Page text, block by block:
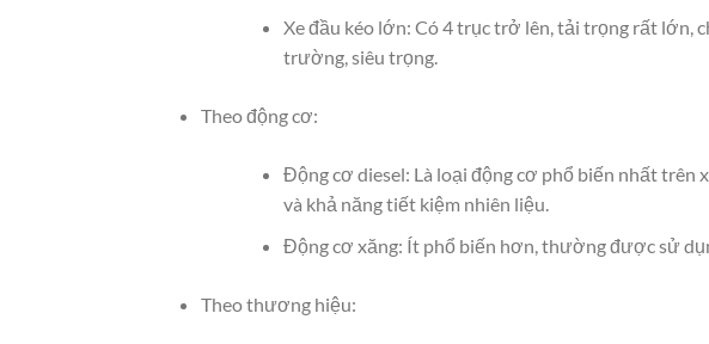
Xe đầu kéo lớn: Có 4 trục trở lên, tải trọng rất lớn,
trường, siêu trọng.
Theo động cơ:
Động cơ diesel: Là loại động cơ phổ biến nhất trên
và khả năng tiết kiệm nhiên liệu.
Động cơ xăng: Ít phổ biến hơn, thường được sử
Theo thương hiệu: